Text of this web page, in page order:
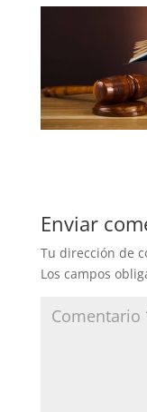
Enviar
Tu dirección de
Los campos